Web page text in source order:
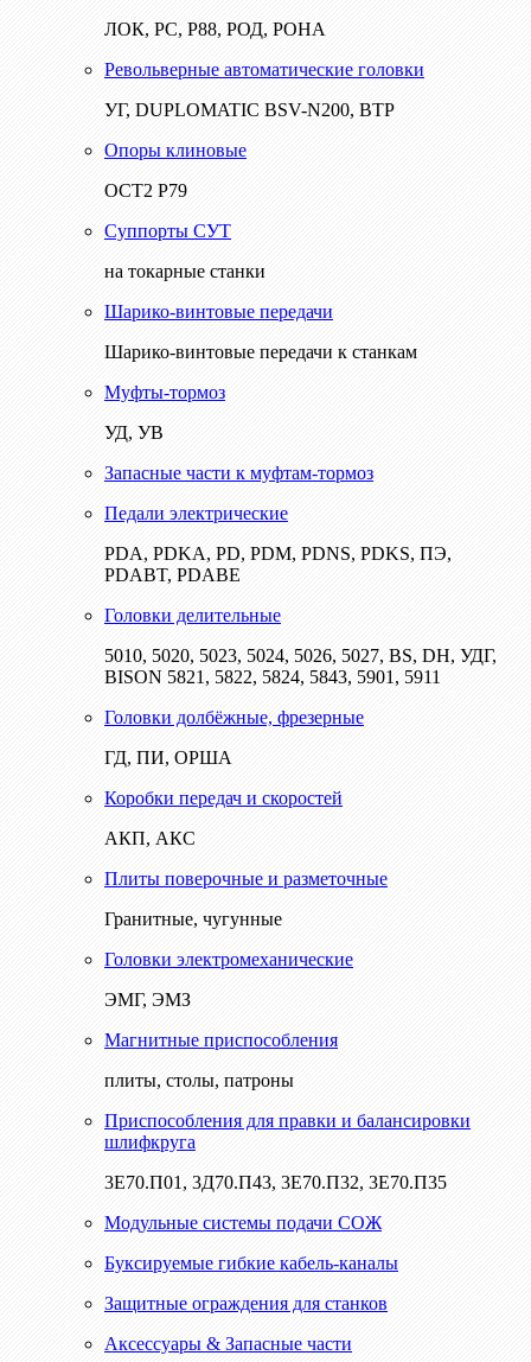
ЛОК, РС, Р88, РОД, РОНА
Револьверные автоматические головки
УГ, DUPLOMATIC BSV-N200, ВТР
Опоры клиновые
ОСТ2 Р79
Суппорты СУТ
на токарные станки
Шарико-винтовые передачи
Шарико-винтовые передачи к станкам
Муфты-тормоз
УД, УВ
Запасные части к муфтам-тормоз
Педали электрические
PDA, PDKA, PD, PDM, PDNS, PDKS, ПЭ,
PDABT, PDABE
Головки делительные
5010, 5020, 5023, 5024, 5026, 5027, BS, DH, УДГ,
BISON 5821, 5822, 5824, 5843, 5901, 5911
Головки долбёжные, фрезерные
ГД, ПИ, ОРША
Коробки передач и скоростей
АКП, АКС
Плиты поверочные и разметочные
Гранитные, чугунные
Головки электромеханические
ЭМГ, ЭМЗ
Магнитные приспособления
плиты, столы, патроны
Приспособления для правки и балансировки
шлифкруга
3Е70.П01, 3Д70.П43, 3Е70.П32, 3Е70.П35
Модульные системы подачи СОЖ
Буксируемые гибкие кабель-каналы
Защитные ограждения для станков
Аксессуары & Запасные части